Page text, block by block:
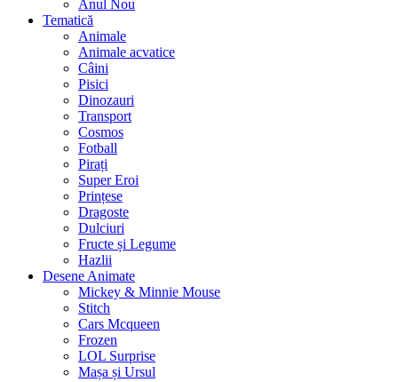
Anul Nou
Tematică
Animale
Animale acvatice
Câini
Pisici
Dinozauri
Transport
Cosmos
Fotball
Pirați
Super Eroi
Prințese
Dragoste
Dulciuri
Fructe și Legume
Hazlii
Desene Animate
Mickey & Minnie Mouse
Stitch
Cars Mcqueen
Frozen
LOL Surprise
Mașa și Ursul